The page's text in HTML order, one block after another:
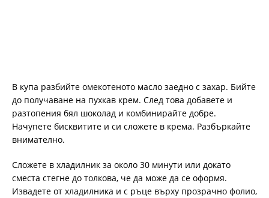
В купа разбийте омекотеното масло заедно с захар. Бийте
до получаване на пухкав крем. След това добавете и
разтопения бял шоколад и комбинирайте добре.
Начупете бисквитите и си сложете в крема. Разбъркайте
внимателно.
Сложете в хладилник за около 30 минути или докато
сместа стегне до толкова, че да може да се оформя.
Извадете от хладилника и с ръце върху прозрачно фолио,